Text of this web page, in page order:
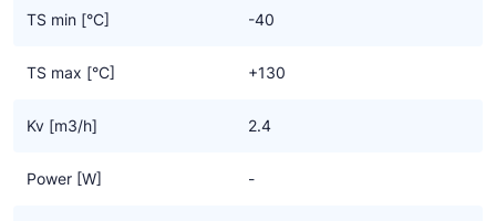
TS min [°C] -40
TS max [°C] +130
Kv [m3/h] 2.4
Power [W] -